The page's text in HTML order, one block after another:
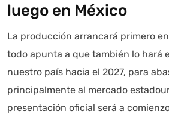
luego en México
La producción arrancará primero
todo apunta a que también lo hará
nuestro país hacia el 2027, para
principalmente al mercado
presentación oficial será a